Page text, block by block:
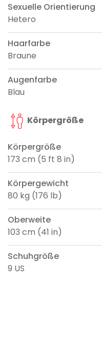
Sexuelle Orientierung
Hetero
Haarfarbe
Braune
Augenfarbe
Blau
Körpergröße
Körpergröße
173 cm (5 ft 8 in)
Körpergewicht
80 kg (176 lb)
Oberweite
103 cm (41 in)
Schuhgröße
9 US